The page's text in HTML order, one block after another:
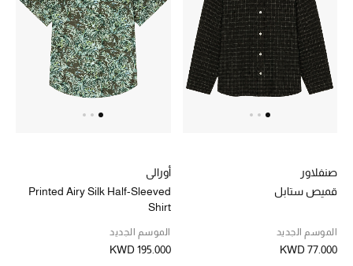
تسوقوا جميع الهدايا
بطاقة الهدايا الإلكترونية
هدايا حسب المرسل إليه
الرجال
صنفلاور
قميص ستابل
الموسم الجديد
KWD 77.000
أورالي
Printed Airy Silk Half-Sleeved
Shirt
الموسم الجديد
KWD 195.000